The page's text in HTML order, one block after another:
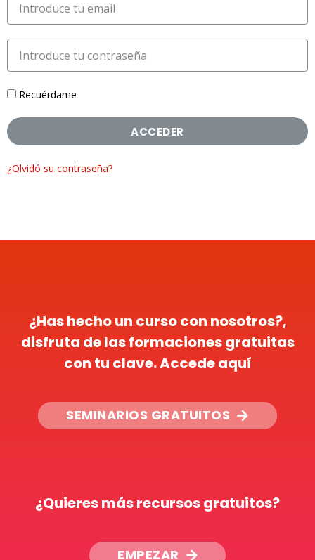
Recuérdame
ACCEDER
¿Olvidó su contraseña?
¿Has hecho un curso con nosotros?,
disfruta de las formaciones gratuitas
con tu clave. Accede aquí
SEMINARIOS GRATUITOS
¿Quieres más recursos gratuitos?
EMPEZAR